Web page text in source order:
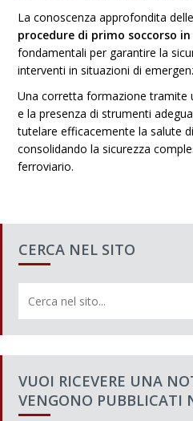
La conoscenza approfondita delle
procedure di primo soccorso
fondamentali per garantire la
interventi in situazioni di
Una corretta formazione tramite
e la presenza di strumenti
tutelare efficacemente la salute
consolidando la sicurezza
ferroviario.
CERCA NEL SITO
VUOI RICEVERE UNA
VENGONO PUBBLICATI